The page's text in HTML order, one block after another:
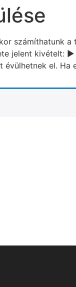
számíthatunk
jelent kivételt:
el.